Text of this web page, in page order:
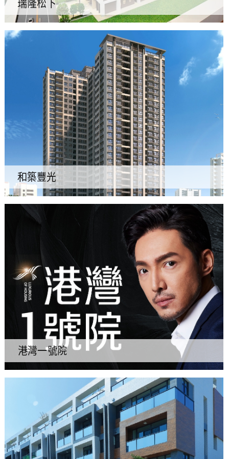
瑞隆松下
和築豐光
港灣一號院